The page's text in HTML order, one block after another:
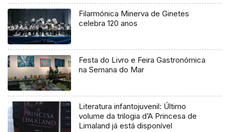
Filarmónica Minerva de Ginetes
celebra 120 anos
Festa do Livro e Feira Gastronómica
na Semana do Mar
Literatura infantojuvenil: Último
volume da trilogia d’A Princesa de
Limaland já está disponível